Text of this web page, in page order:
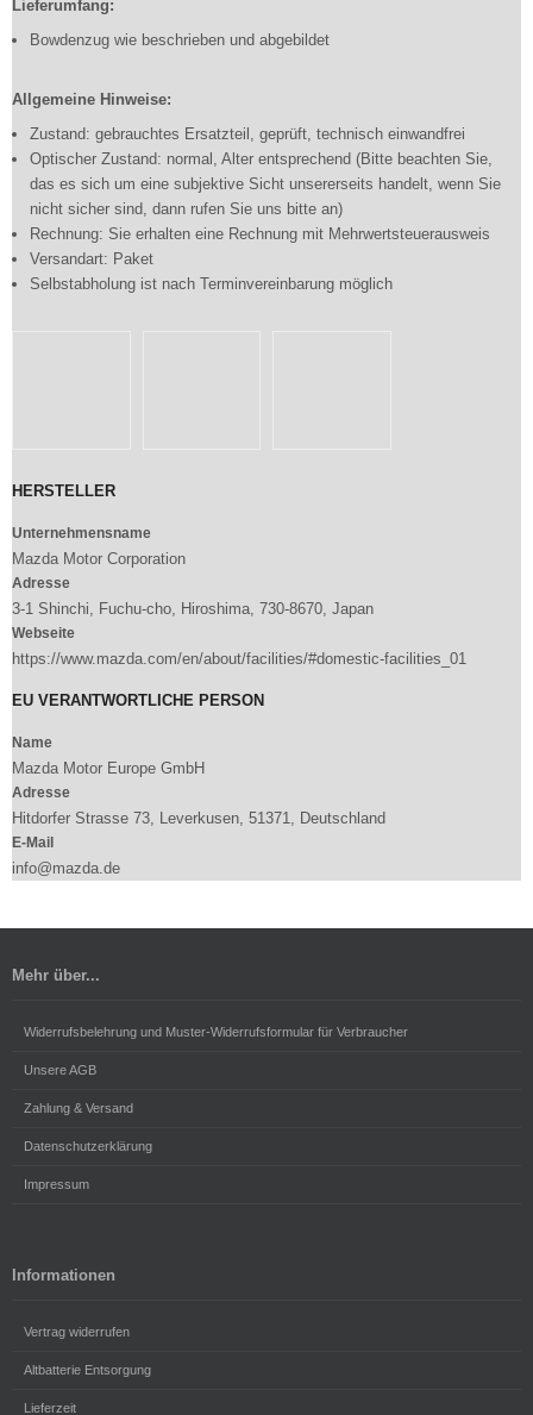
Lieferumfang:
Bowdenzug wie beschrieben und abgebildet
Allgemeine Hinweise:
Zustand: gebrauchtes Ersatzteil, geprüft, technisch einwandfrei
Optischer Zustand: normal, Alter entsprechend (Bitte beachten Sie,
das es sich um eine subjektive Sicht unsererseits handelt, wenn Sie
nicht sicher sind, dann rufen Sie uns bitte an)
Rechnung: Sie erhalten eine Rechnung mit Mehrwertsteuerausweis
Versandart: Paket
Selbstabholung ist nach Terminvereinbarung möglich
HERSTELLER
Unternehmensname
Mazda Motor Corporation
Adresse
3-1 Shinchi, Fuchu-cho, Hiroshima, 730-8670, Japan
Webseite
https://www.mazda.com/en/about/facilities/#domestic-facilities_01
EU VERANTWORTLICHE PERSON
Name
Mazda Motor Europe GmbH
Adresse
Hitdorfer Strasse 73, Leverkusen, 51371, Deutschland
E-Mail
info@mazda.de
Mehr über...
Widerrufsbelehrung und Muster-Widerrufsformular für Verbraucher
Unsere AGB
Zahlung & Versand
Datenschutzerklärung
Impressum
Informationen
Vertrag widerrufen
Altbatterie Entsorgung
Lieferzeit